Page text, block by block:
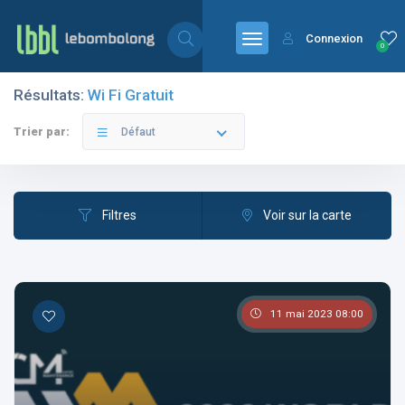
0
Connexion
Filtres Catégories
Résultats: Wi Fi Gratuit
Trier par: Défaut
Filtres Voir sur la carte
11 mai 2023 08:00